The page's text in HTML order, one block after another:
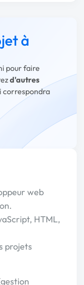
à
pour faire
d'autres
correspondra
web
HTML,
projets